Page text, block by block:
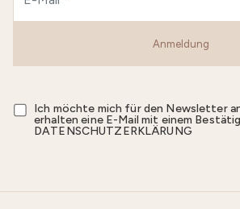
Anmeldung
Ich möchte mich für den Newsletter
erhalten eine E-Mail mit einem
DATENSCHUTZERKLÄRUNG